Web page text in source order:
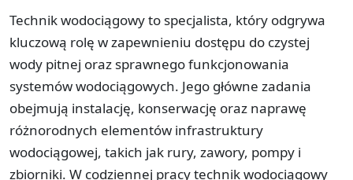
Technik wodociągowy to specjalista, który odgrywa
kluczową rolę w zapewnieniu dostępu do czystej
wody pitnej oraz sprawnego funkcjonowania
systemów wodociągowych. Jego główne zadania
obejmują instalację, konserwację oraz naprawę
różnorodnych elementów infrastruktury
wodociągowej, takich jak rury, zawory, pompy i
zbiorniki. W codziennej pracy technik wodociągowy